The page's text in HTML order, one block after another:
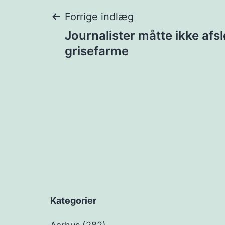
Forrige indlæg
Journalister måtte ikke
grisefarme
Kategorier